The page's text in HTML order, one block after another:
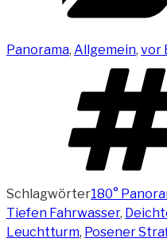
Panorama, Allgemein, vor
Schlagwörter180°
Tiefen Fahrwasser,
Leuchtturm, Posener